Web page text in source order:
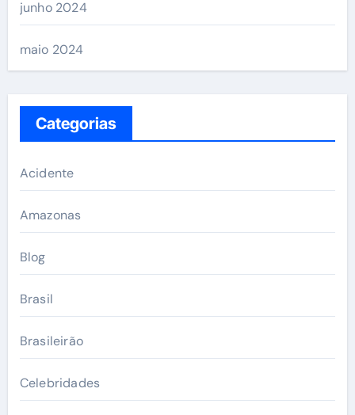
junho 2024
maio 2024
Categorias
Acidente
Amazonas
Blog
Brasil
Brasileirão
Celebridades